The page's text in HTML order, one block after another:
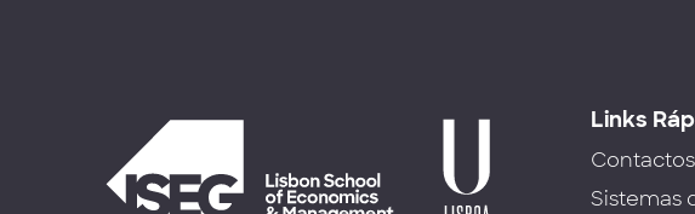
Links
Contactos
Sistemas